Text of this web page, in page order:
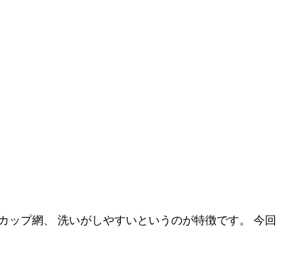
プ網、 洗いがしやすいというのが特徴です。 今回